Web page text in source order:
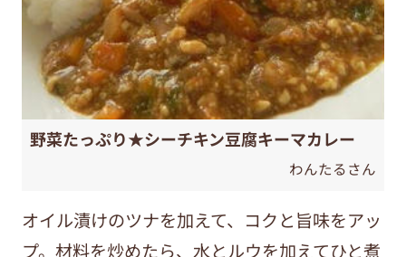
野菜たっぷり★シーチキン豆腐キーマカレー
わんたるさん
オイル漬けのツナを加えて、コクと旨味をアッ
プ。材料を炒めたら、水とルウを加えてひと煮